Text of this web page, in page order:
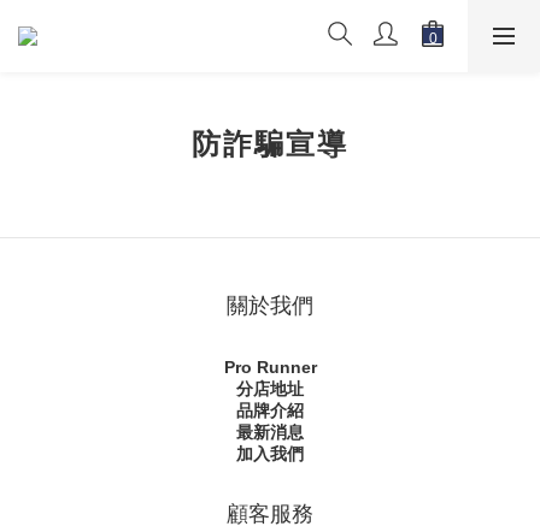
防詐騙宣導
關於我們
Pro Runner
分店地址
品牌介紹
最新消息
加入我們
顧客服務